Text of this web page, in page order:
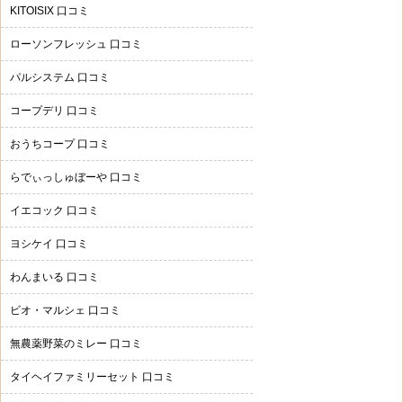
KITOISIX 口コミ
ローソンフレッシュ 口コミ
パルシステム 口コミ
コープデリ 口コミ
おうちコープ 口コミ
らでぃっしゅぼーや 口コミ
イエコック 口コミ
ヨシケイ 口コミ
わんまいる 口コミ
ビオ・マルシェ 口コミ
無農薬野菜のミレー 口コミ
タイヘイファミリーセット 口コミ